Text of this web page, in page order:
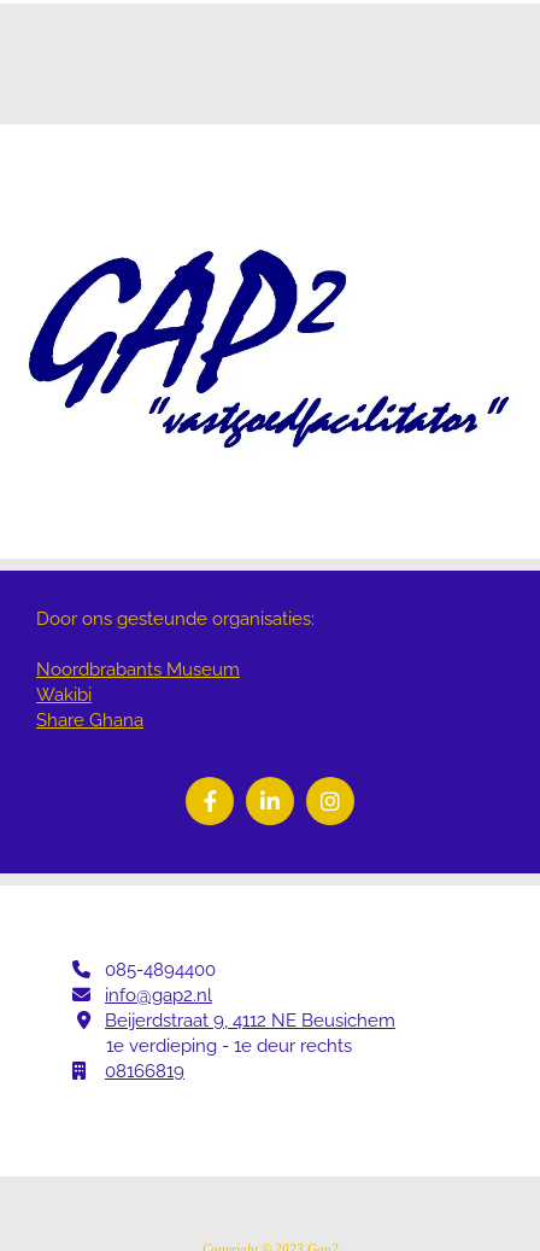
Door ons gesteunde organisaties:
Noordbrabants Museum
Wakibi
Share Ghana
 085-4894400
 info@gap2.nl

Beijerdstraat 9, 4112 NE Beusichem
1e verdieping - 1e deur rechts
 08166819
Copyright © 2023 Gap2